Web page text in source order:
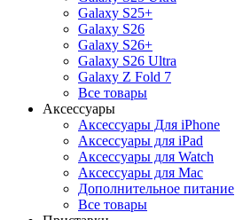
Galaxy S25+
Galaxy S26
Galaxy S26+
Galaxy S26 Ultra
Galaxy Z Fold 7
Все товары
Аксессуары
Аксессуары Для iPhone
Аксессуары для iPad
Аксессуары для Watch
Аксессуары для Mac
Дополнительное питание
Все товары